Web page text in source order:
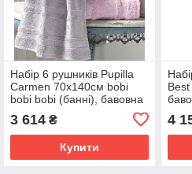
Набір 6 рушників Pupilla
Carmen 70х140см bobi
bobi bobi (банні), бавовна
3 614₴
Купити
4